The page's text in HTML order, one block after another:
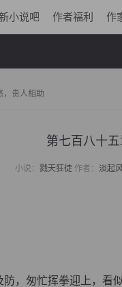
小说吧 作者福利 作
，贵人相助
第七百八十
小说： 戮天狂徒作者： 淡起
，匆忙挥拳迎上，看